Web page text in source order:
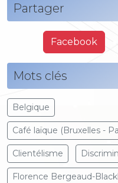
Partager
Facebook
Mots clés
Belgique
Café laïque (Bruxelles -
Clientélisme
Florence Bergeaud-